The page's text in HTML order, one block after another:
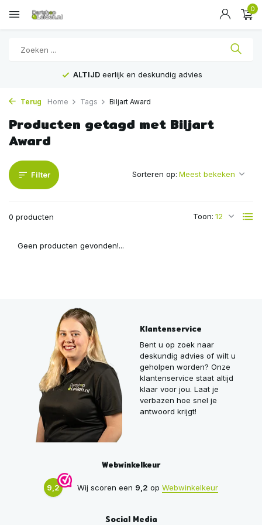
0
ALTIJD eerlijk en deskundig advies
Terug Home Tags Biljart Award
Producten getagd met Biljart
Award
Filter
0 producten Toon:
Sorteren op:
Geen producten gevonden!...
Klantenservice
Bent u op zoek naar
deskundig advies of wilt u
geholpen worden? Onze
klantenservice staat altijd
klaar voor jou. Laat je
verbazen hoe snel je
antwoord krijgt!
Webwinkelkeur
9,2 Wij scoren een 9,2 op Webwinkelkeur
Social Media